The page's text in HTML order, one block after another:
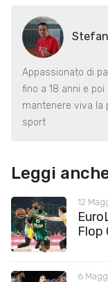
Appassionato di
fino a 18 anni e
mantenere viva la
sport
Leggi
12
Flop
6